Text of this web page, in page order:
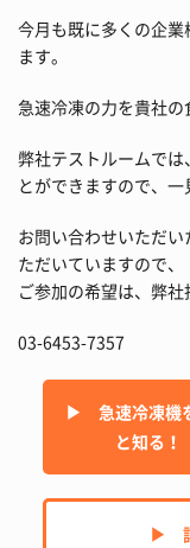
今月も既に多くの企
ます。
急速冷凍の力を貴社
弊社テストルームで
とができますので、一
お問い合わせいただ
ただいていますので、
ご参加の希望は、弊社
03-6453-7357
▶︎ 急速冷凍機
と知る！
▶︎ 詳